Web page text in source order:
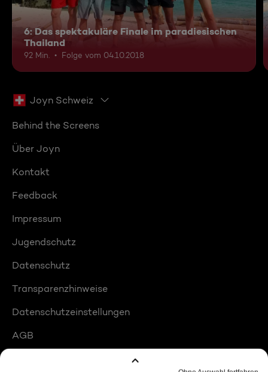
6: Das spektakuläre Finale im paradiesischen
Thailand
92 Min. Folge vom 04.10.2018
Joyn Schweiz
Behind the Screens
Über Joyn
Kontakt
Feedback
Impressum
Jugendschutz
Datenschutz
Transparenzhinweise
Datenschutzeinstellungen
AGB